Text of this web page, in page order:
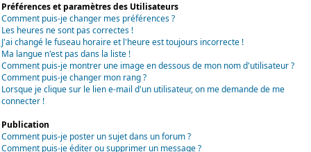
Préférences et paramètres des Utilisateurs
Comment puis-je changer mes préférences ?
Les heures ne sont pas correctes !
J'ai changé le fuseau horaire et l'heure est toujours incorrecte !
Ma langue n'est pas dans la liste !
Comment puis-je montrer une image en dessous de mon nom d'utilisateur ?
Comment puis-je changer mon rang ?
Lorsque je clique sur le lien e-mail d'un utilisateur, on me demande de me
connecter !
Publication
Comment puis-je poster un sujet dans un forum ?
Comment puis-je éditer ou supprimer un message ?